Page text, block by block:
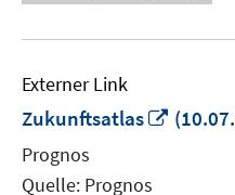
Externer Link
Zukunftsatlas
In
Prognos
Quelle: Prognos